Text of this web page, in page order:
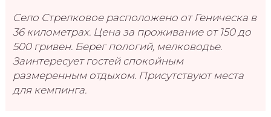
Село Стрелковое расположено от Геническа в
36 километрах. Цена за проживание от 150 до
500 гривен. Берег пологий, мелководье.
Заинтересует гостей спокойным
размеренным отдыхом. Присутствуют места
для кемпинга.